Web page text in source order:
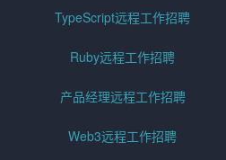
TypeScript远程工作招聘
Ruby远程工作招聘
产品经理远程工作招聘
Web3远程工作招聘